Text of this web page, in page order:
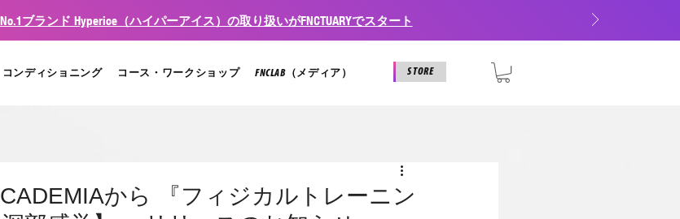
ブランド Hyperice（ハイパーアイス）の取り扱いがFNCTUARYでスタート
コンディショニング コース・ワークショップ FNCLAB（メディア） STORE
から 『フィジカルトレーニン